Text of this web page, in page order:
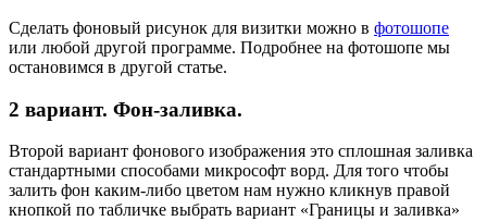
Сделать фоновый рисунок для визитки можно в фотошопе
или любой другой программе. Подробнее на фотошопе мы
остановимся в другой статье.
2 вариант. Фон-заливка.
Второй вариант фонового изображения это сплошная заливка
стандартными способами микрософт ворд. Для того чтобы
залить фон каким-либо цветом нам нужно кликнув правой
кнопкой по табличке выбрать вариант «Границы и заливка»